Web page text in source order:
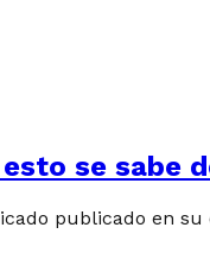
se sabe
publicado en